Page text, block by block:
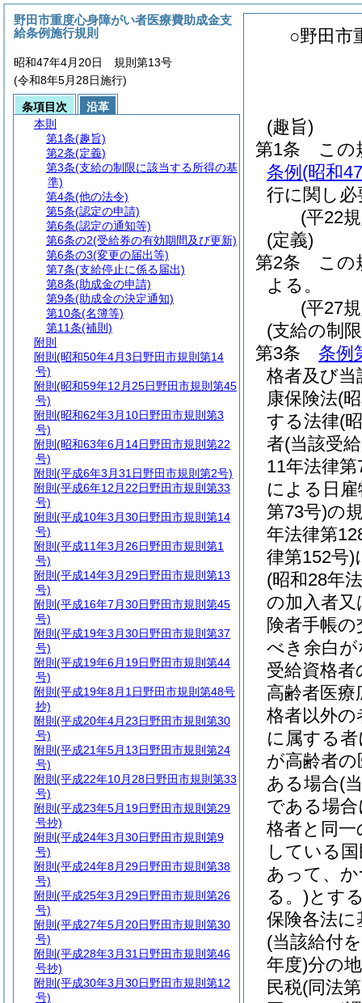
○野田市
(趣旨)
第1条
この
条例 (昭和
行に関し
(平22
(定義)
第2条
この
よる。
(平27
(支給の制
第3条
条例
格者及び
康保険法(
する法律(
者(当該受
11年法律第
による日
第73号)の
年法律第
律第152号)
(昭和28年
の加入者又
険者手帳
べき余白
受給資格
高齢者医療
格者以外
に属する
が高齢者
ある場合(
である場
格者と同
している
あって、
る。)とす
保険各法
(当該給付
年度)分の
民税(同法
野田市重度心身障がい者医療費助成金支
給条例施行規則
昭和47年4月20日 規則第13号
(令和8年5月28日施行)
条項目次
沿革
本則
第1条(趣旨)
第2条(定義)
第3条(支給の制限に該当する所得の基
準)
第4条(他の法令)
第5条(認定の申請)
第6条(認定の通知等)
第6条の2(受給券の有効期間及び更新)
第6条の3(変更の届出等)
第7条(支給停止に係る届出)
第8条(助成金の申請)
第9条(助成金の決定通知)
第10条(名簿等)
第11条(補則)
附則
附則 (昭和50年4月3日野田市規則第14
号)
附則 (昭和59年12月25日野田市規則第45
号)
附則 (昭和62年3月10日野田市規則第3
号)
附則 (昭和63年6月14日野田市規則第22
号)
附則 (平成6年3月31日野田市規則第2号)
附則 (平成6年12月22日野田市規則第33
号)
附則 (平成10年3月30日野田市規則第14
号)
附則 (平成11年3月26日野田市規則第1
号)
附則 (平成14年3月29日野田市規則第13
号)
附則 (平成16年7月30日野田市規則第45
号)
附則 (平成19年3月30日野田市規則第37
号)
附則 (平成19年6月19日野田市規則第44
号)
附則 (平成19年8月1日野田市規則第48号
抄)
附則 (平成20年4月23日野田市規則第30
号)
附則 (平成21年5月13日野田市規則第24
号)
附則 (平成22年10月28日野田市規則第33
号)
附則 (平成23年5月19日野田市規則第29
号抄)
附則 (平成24年3月30日野田市規則第9
号)
附則 (平成24年8月29日野田市規則第38
号)
附則 (平成25年3月29日野田市規則第26
号)
附則 (平成27年5月20日野田市規則第30
号)
附則 (平成28年3月31日野田市規則第46
号抄)
附則 (平成30年3月30日野田市規則第12
号)